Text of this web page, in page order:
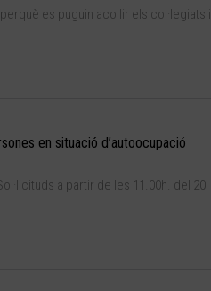
perquè es puguin acollir els col·legiats i
en situació d’autoocupació
a partir de les 11.00h. del 20